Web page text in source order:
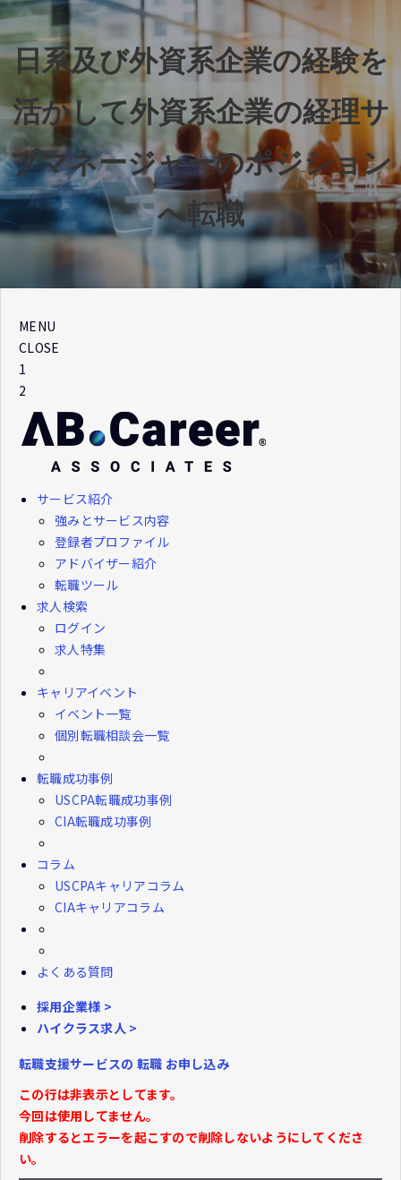
日系及び外資系企業の経験を
活かして外資系企業の経理サ
ブマネージャーのポジション
へ転職
MENU
CLOSE
1
2
サービス紹介
強みとサービス内容
登録者プロファイル
アドバイザー紹介
転職ツール
求人検索
ログイン
求人特集
キャリアイベント
イベント一覧
個別転職相談会一覧
転職成功事例
USCPA転職成功事例
CIA転職成功事例
コラム
USCPAキャリアコラム
CIAキャリアコラム
よくある質問
採用企業様 >
ハイクラス求人 >
転職支援サービスの 転職 お申し込み
この行は非表示としてます。
今回は使用してません。
削除するとエラーを起こすので削除しないようにしてくださ
い。